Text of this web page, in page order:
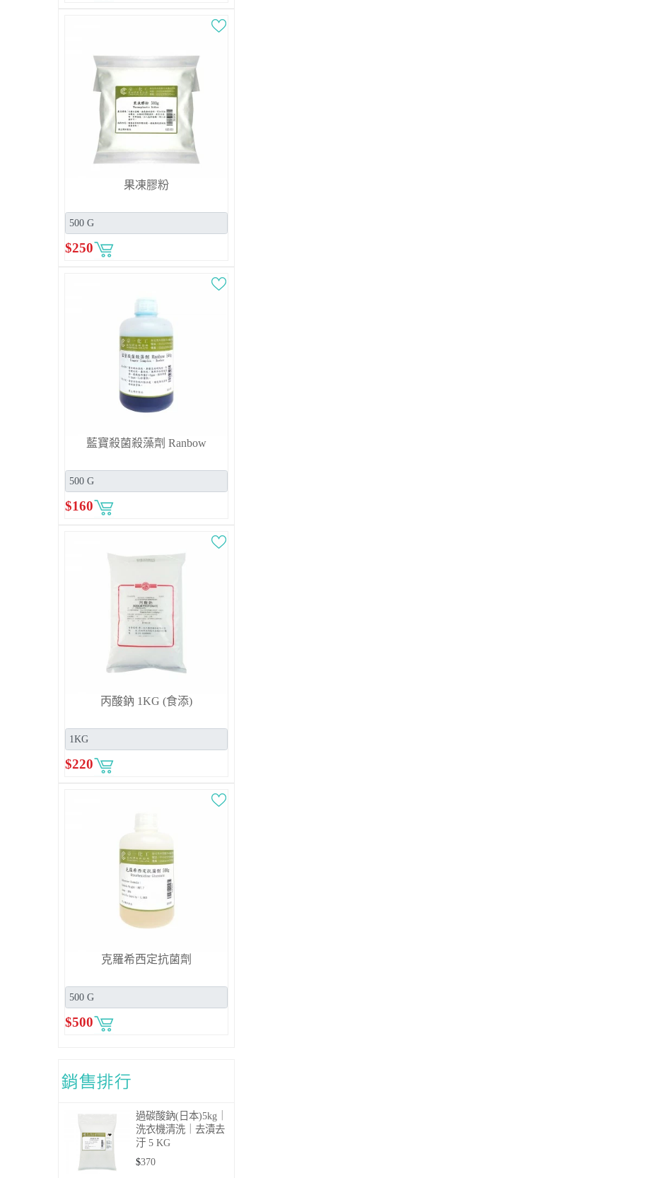
果凍膠粉
$250
藍寶殺菌殺藻劑 Ranbow
$160
丙酸鈉 1KG (食添)
$220
克羅希西定抗菌劑
$500
過碳酸鈉(日本)5kg｜
洗衣機清洗｜去漬去
汙5 KG
$370